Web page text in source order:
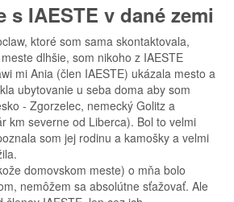
s IAESTE v dané zemi
ktoré som sama skontaktovala,
dlhšie, som nikoho z IAESTE
mi Ania (člen IAESTE) ukázala mesto a
ubytovanie u seba doma aby som
- Zgorzelec, nemecký Golitz a
km severne od Liberca). Bol to velmi
som jej rodinu a kamošky a velmi
domovskom meste) o mňa bolo
nemôžem sa absolútne sťažovať. Ale